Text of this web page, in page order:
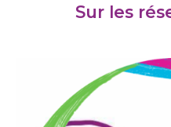
Sur les